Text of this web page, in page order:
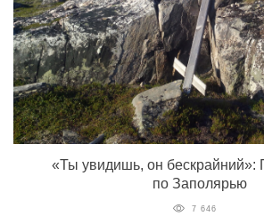
«Ты увидишь, он бескрайний»:
по Заполярью
7 646